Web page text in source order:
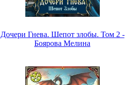
Дочери Гнева. Шепот злобы. Том 2 -
Боярова Мелина